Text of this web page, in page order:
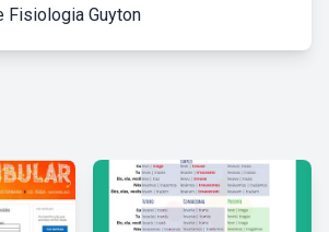
Fisiologia Guyton